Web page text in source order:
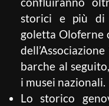
storici e più di
goletta Oloferne
barche al
i musei nazionali.
Lo storico